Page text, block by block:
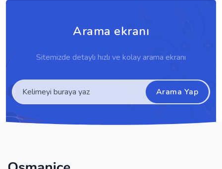
Arama ekranı
Sitemizde detaylı hızlı ve kolay arama ekranı
Arama Yap